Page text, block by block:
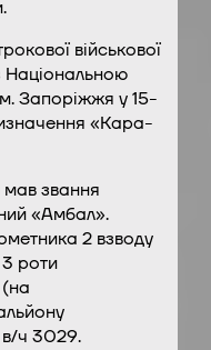
військової
Національною
Запоріжжя у 15-
«Кара-
мав звання
«Амбал».
2 взводу
роти
ч 3029.